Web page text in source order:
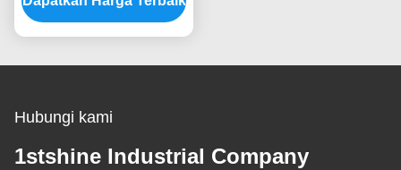
untuk sumber daya DC
Hubungi kami
1stshine Industrial Company